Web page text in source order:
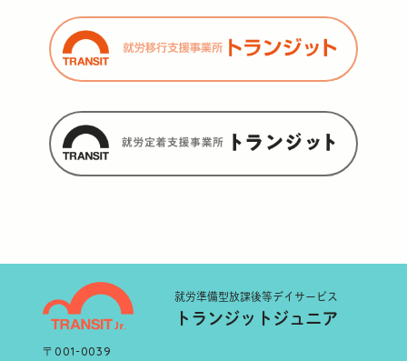
就労準備型放課後等デイサービス
トランジットジュニア
〒001-0039